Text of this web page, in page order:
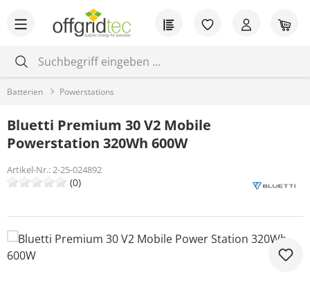
Zum Hauptinhalt springen Du hast 0
Batterien Powerstations
Bluetti Premium 30 V2 Mobile
Powerstation 320Wh 600W
Artikel-Nr.:2-25-024892
(0)
Bildergalerie überspringen